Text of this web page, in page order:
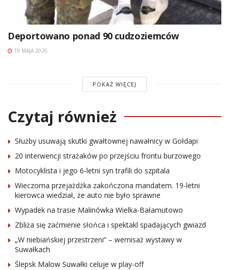
Deportowano ponad 90 cudzoziemców
19 MAJA 2026
POKAŻ WIĘCEJ
Czytaj również
Służby usuwają skutki gwałtownej nawałnicy w Gołdapi
20 interwencji strażaków po przejściu frontu burzowego
Motocyklista i jego 6-letni syn trafili do szpitala
Wieczorna przejażdżka zakończona mandatem. 19-letni
kierowca wiedział, że auto nie było sprawne
Wypadek na trasie Malinówka Wielka-Bałamutowo
Zbliża się zaćmienie słońca i spektakl spadających gwiazd
„W niebiańskiej przestrzeni” – wernisaż wystawy w
Suwałkach
Ślepsk Malow Suwałki celuje w play-off